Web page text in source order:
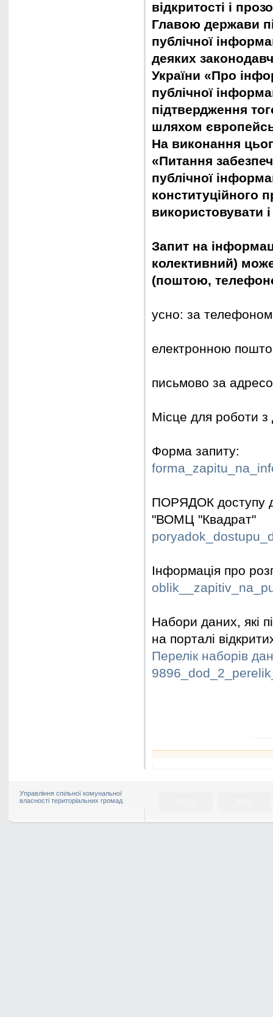
відкритості і
Главою держави
публічної
деяких
України «Про
публічної
підтвердження
шляхом
На виконання
«Питання
публічної
конституційного
використовувати
Запит на
колективний)
(поштою,
усно: за
електронною
письмово за
Місце для роботи
Форма запиту:
ПОРЯДОК доступу
"ВОМЦ "Квадрат"
Інформація про
Набори даних, які
на порталі
Перелік наборів
Управління спільної комунальної
власності територіальних громад